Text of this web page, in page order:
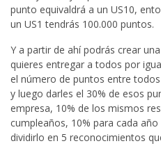
punto equivaldrá a un US10,
un US1 tendrás 100.000 puntos.
Y a partir de ahí podrás crear
quieres entregar a todos por
el número de puntos entre
y luego darles el 30% de esos
empresa, 10% de los mismos
cumpleaños, 10% para cada
dividirlo en 5 reconocimientos